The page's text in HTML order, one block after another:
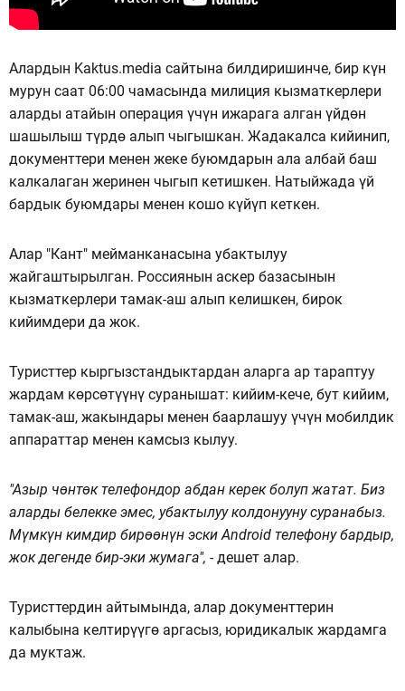
Алардын Kaktus.media сайтына билдиришинче, бир күн
мурун саат 06:00 чамасында милиция кызматкерлери
аларды атайын операция үчүн ижарага алган үйдөн
шашылыш түрдө алып чыгышкан. Жадакалса кийинип,
документтери менен жеке буюмдарын ала албай баш
калкалаган жеринен чыгып кетишкен. Натыйжада үй
бардык буюмдары менен кошо күйүп кеткен.
Алар "Кант" мейманканасына убактылуу
жайгаштырылган. Россиянын аскер базасынын
кызматкерлери тамак-аш алып келишкен, бирок
кийимдери да жок.
Туристтер кыргызстандыктардан аларга ар тараптуу
жардам көрсөтүүнү суранышат: кийим-кече, бут кийим,
тамак-аш, жакындары менен баарлашуу үчүн мобилдик
аппараттар менен камсыз кылуу.
"Азыр чөнтөк телефондор абдан керек болуп жатат. Биз
аларды белекке эмес, убактылуу колдонууну суранабыз.
Мүмкүн кимдир бирөөнүн эски Android телефону бардыр,
жок дегенде бир-эки жумага", - дешет алар.
Туристтердин айтымында, алар документтерин
калыбына келтирүүгө аргасыз, юридикалык жардамга
да муктаж.